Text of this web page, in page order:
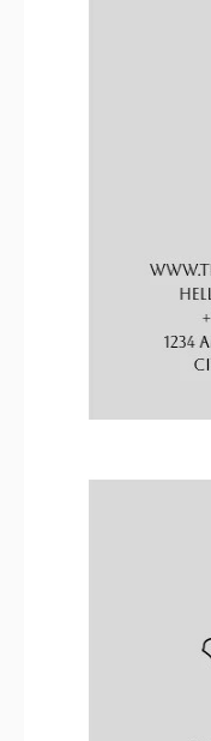
Wenn Sie nicht nur
gewinnen möchten,
modernes, aber
Ihre Religion hinzu,
Sie an der